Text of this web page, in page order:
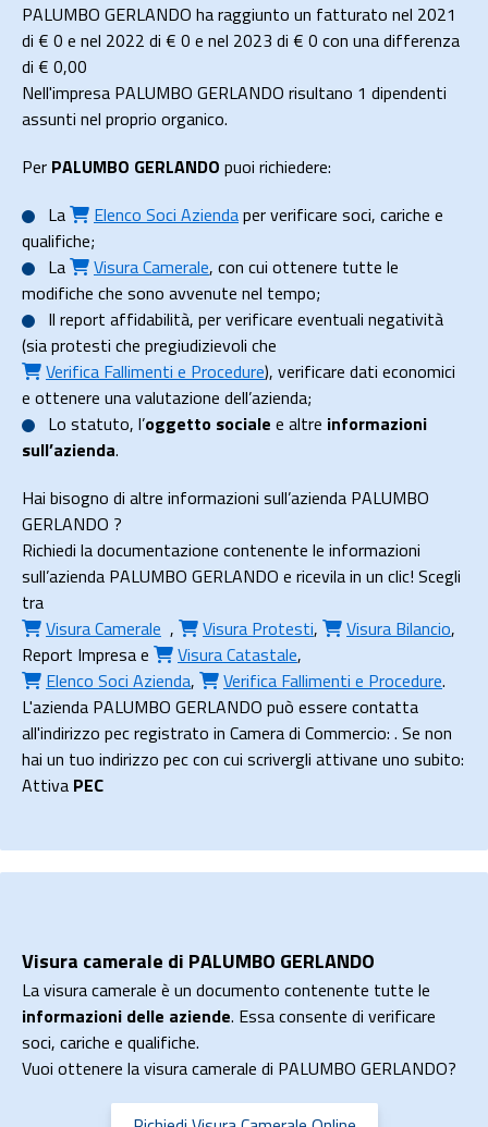
PALUMBO GERLANDO ha raggiunto un fatturato nel 2021
di € 0 e nel 2022 di € 0 e nel 2023 di € 0 con una differenza
di € 0,00
Nell'impresa PALUMBO GERLANDO risultano 1 dipendenti
assunti nel proprio organico.
Per PALUMBO GERLANDO puoi richiedere:
La
Elenco Soci Aziendaper verificare soci, cariche e
qualifiche;
La
Visura Camerale, con cui ottenere tutte le
modifiche che sono avvenute nel tempo;
Il report affidabilità, per verificare eventuali negatività
(sia protesti che pregiudizievoli che
Verifica Fallimenti e Procedure), verificare dati economici
e ottenere una valutazione dell’azienda;
Lo statuto, l’oggetto sociale e altre informazioni
sull’azienda.
Hai bisogno di altre informazioni sull’azienda PALUMBO
GERLANDO ?
Richiedi la documentazione contenente le informazioni
sull’azienda PALUMBO GERLANDO e ricevila in un clic! Scegli
tra
Visura Camerale , Visura Protesti, Visura Bilancio,
Report Impresae Visura Catastale,
Elenco Soci Azienda, Verifica Fallimenti e Procedure.
L'azienda PALUMBO GERLANDO può essere contatta
all'indirizzo pec registrato in Camera di Commercio: . Se non
hai un tuo indirizzo pec con cui scrivergli attivane uno subito:
Attiva PEC
Visura camerale di PALUMBO GERLANDO
La visura camerale è un documento contenente tutte le
informazioni delle aziende. Essa consente di verificare
soci, cariche e qualifiche.
Vuoi ottenere la visura camerale di PALUMBO GERLANDO?